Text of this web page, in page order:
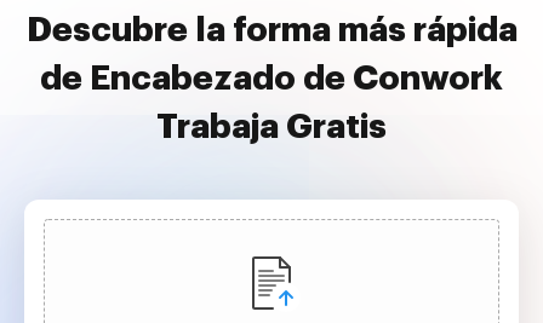
Descubre la forma más rápida
de Encabezado de Conwork
Trabaja Gratis